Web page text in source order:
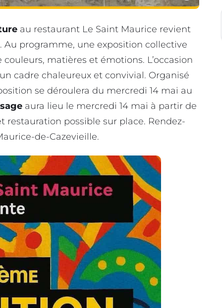
au restaurant Le Saint Maurice revient
programme, une exposition collective
matières et émotions. L’occasion
cadre chaleureux et convivial. Organisé
se déroulera du mercredi 14 mai au
aura lieu le mercredi 14 mai à partir de
restauration possible sur place. Rendez-
de-Cazevieille.